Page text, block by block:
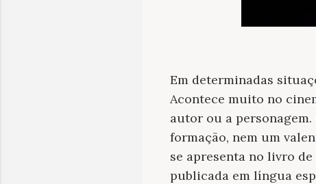
Em determinadas
Acontece muito no
autor ou a
formação, nem um
se apresenta no livro
publicada em língua